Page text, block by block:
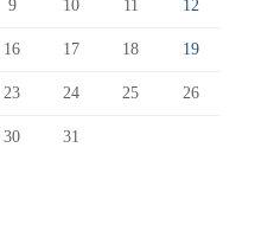
9 10 11 12
16 17 18 19
23 24 25 26
30
31